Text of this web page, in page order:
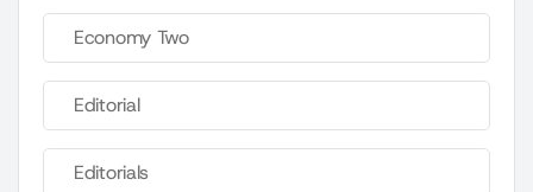
Economy Two
Editorial
Editorials